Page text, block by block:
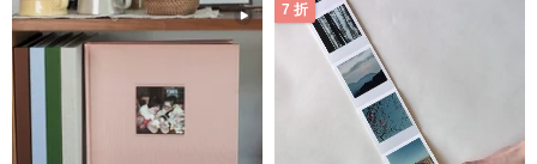
7 折